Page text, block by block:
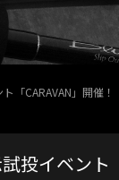
「CARAVAN」開催！
投イベント